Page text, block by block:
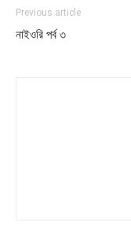
Previous article
নাইওরি পর্ব ৩